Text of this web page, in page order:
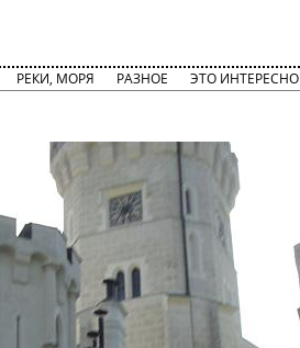
РЕКИ, МОРЯ РАЗНОЕ ЭТО ИНТЕРЕСНО